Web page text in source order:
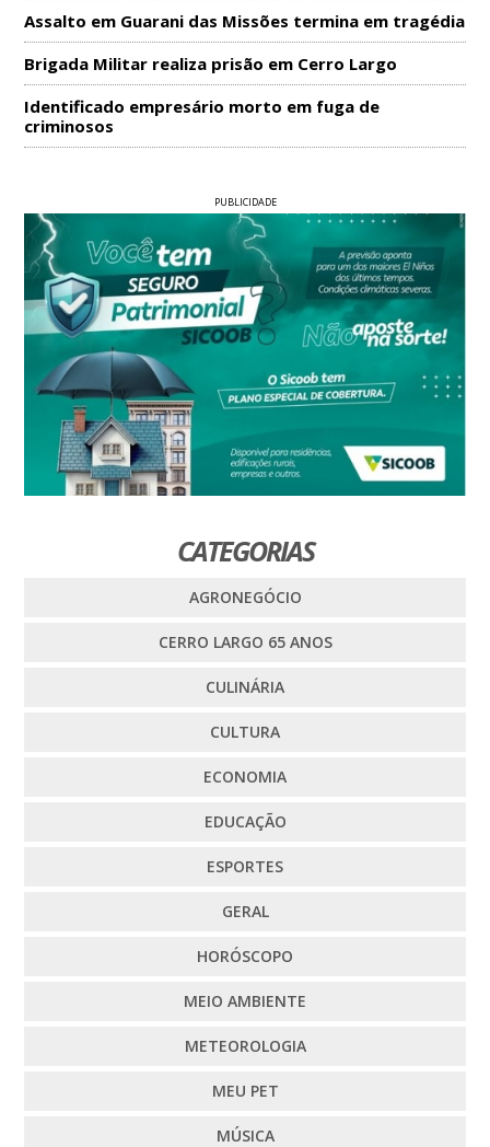
Assalto em Guarani das Missões termina em tragédia
Brigada Militar realiza prisão em Cerro Largo
Identificado empresário morto em fuga de
criminosos
PUBLICIDADE
CATEGORIAS
AGRONEGÓCIO
CERRO LARGO 65 ANOS
CULINÁRIA
CULTURA
ECONOMIA
EDUCAÇÃO
ESPORTES
GERAL
HORÓSCOPO
MEIO AMBIENTE
METEOROLOGIA
MEU PET
MÚSICA